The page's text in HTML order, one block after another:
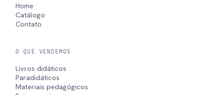
Home
Catálogo
Contato
O QUE VENDEMOS
Livros didáticos
Paradidáticos
Materiais pedagógicos